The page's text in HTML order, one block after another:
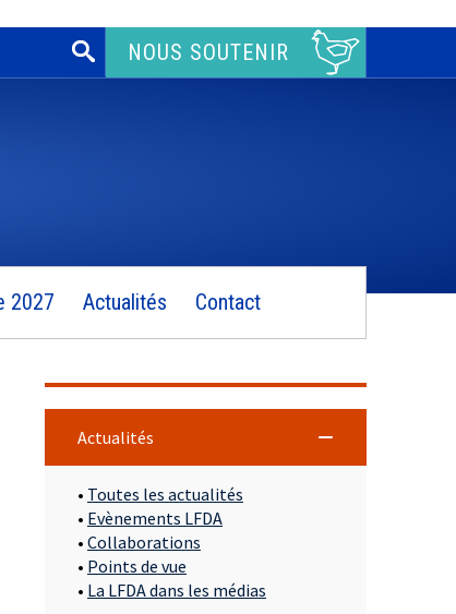
Rechercher :NOUS SOUTENIR
2027 Actualités Contact
Actualités
• Toutes les actualités
• Evènements LFDA
• Collaborations
• Points de vue
• La LFDA dans les médias